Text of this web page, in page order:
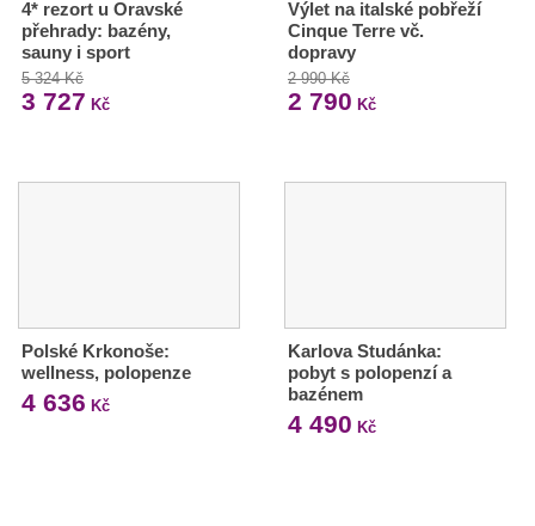
4* rezort u Oravské
přehrady: bazény,
sauny i sport
5 324 Kč
3 727 Kč
Výlet na italské pobřeží
Cinque Terre vč.
dopravy
2 990 Kč
2 790 Kč
Polské Krkonoše:
wellness, polopenze
4 636 Kč
Karlova Studánka:
pobyt s polopenzí a
bazénem
4 490 Kč